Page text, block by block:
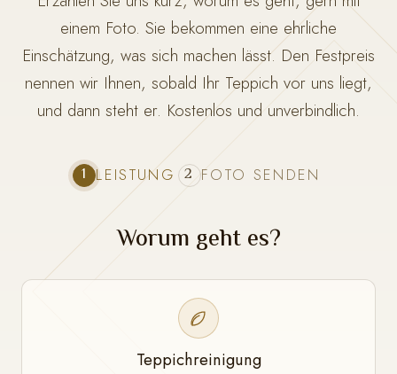
einem Foto. Sie bekommen eine ehrliche
Einschätzung, was sich machen lässt. Den Festpreis
nennen wir Ihnen, sobald Ihr Teppich vor uns liegt,
und dann steht er. Kostenlos und unverbindlich.
1 LEISTUNG 2 FOTO SENDEN
Worum geht es?
Teppichreinigung